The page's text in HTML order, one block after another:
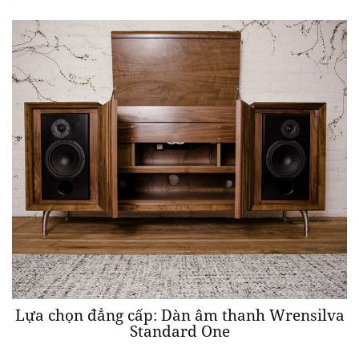
Lựa chọn đẳng cấp: Dàn âm thanh Wrensilva
Standard One